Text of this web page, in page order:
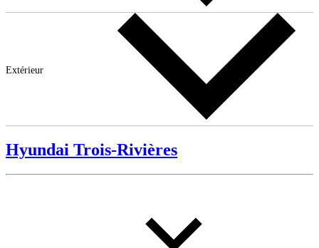
Extérieur
Hyundai Trois-Rivières